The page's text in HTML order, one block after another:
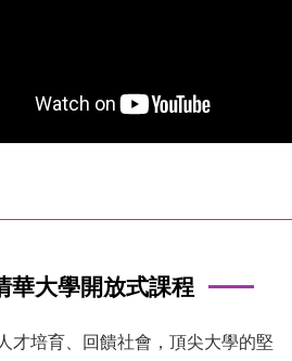
華大學開放式課程
才培育、回饋社會，頂尖大學的堅